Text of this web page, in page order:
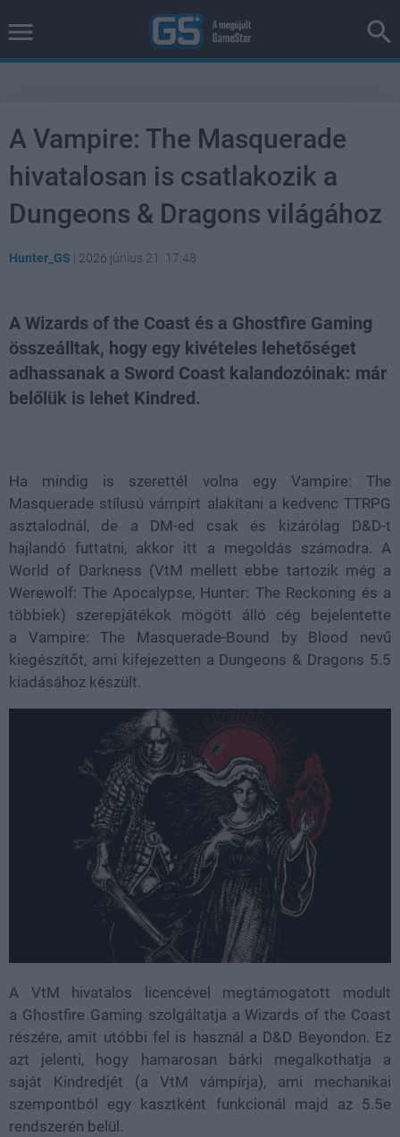
A Vampire: The Masquerade
hivatalosan is csatlakozik a
Dungeons & Dragons világához
Hunter_GS | 2026 június 21. 17:48
A Wizards of the Coast és a Ghostfire Gaming
összeálltak, hogy egy kivételes lehetőséget
adhassanak a Sword Coast kalandozóinak: már
belőlük is lehet Kindred.
Ha mindig is szerettél volna egy Vampire: The
Masquerade stílusú vámpírt alakítani a kedvenc TTRPG
asztalodnál, de a DM-ed csak és kizárólag D&D-t
hajlandó futtatni, akkor itt a megoldás számodra. A
World of Darkness (VtM mellett ebbe tartozik még a
Werewolf: The Apocalypse, Hunter: The Reckoning és a
többiek) szerepjátékok mögött álló cég bejelentette
a Vampire: The Masquerade-Bound by Blood nevű
kiegészítőt, ami kifejezetten a Dungeons & Dragons 5.5
kiadásához készült.
A VtM hivatalos licencével megtámogatott modult
a Ghostfire Gaming szolgáltatja a Wizards of the Coast
részére, amit utóbbi fel is használ a D&D Beyondon. Ez
azt jelenti, hogy hamarosan bárki megalkothatja a
saját Kindredjét (a VtM vámpírja), ami mechanikai
szempontból egy kasztként funkcionál majd az 5.5e
rendszerén belül.